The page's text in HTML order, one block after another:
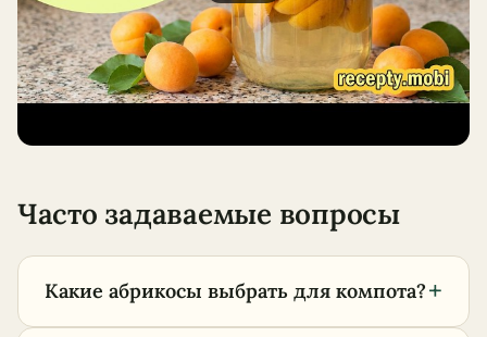
Часто задаваемые вопросы
Какие абрикосы выбрать для компота?+